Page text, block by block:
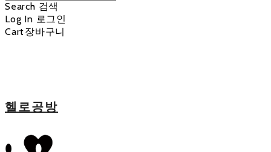
Search 검색
Log In 로그인
Cart장바구니
헬로공방